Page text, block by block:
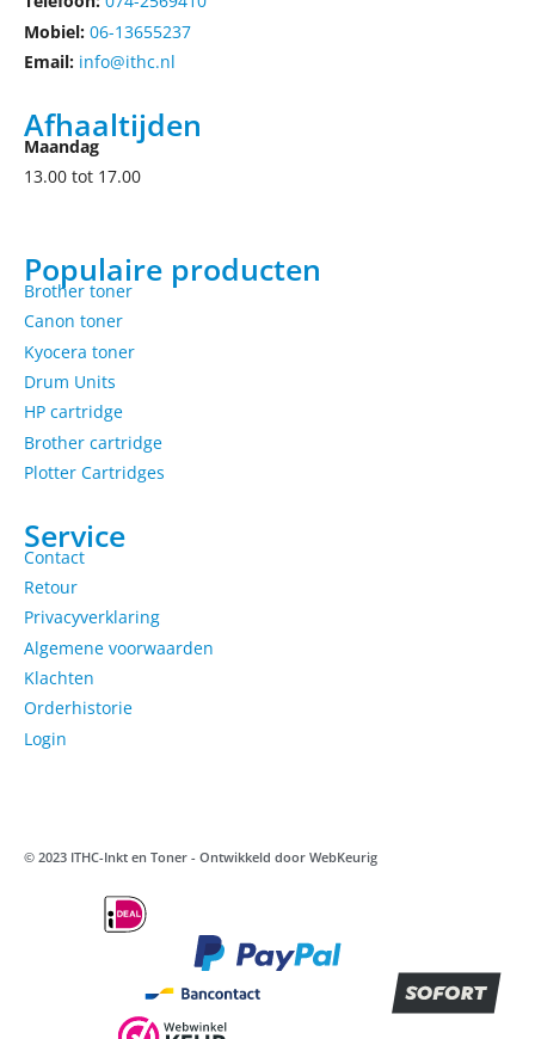
Mobiel: 06-13655237
Email: info@ithc.nl
Afhaaltijden
Maandag
13.00 tot 17.00
Populaire producten
Brother toner
Canon toner
Kyocera toner
Drum Units
HP cartridge
Brother cartridge
Plotter Cartridges
Service
Contact
Retour
Privacyverklaring
Algemene voorwaarden
Klachten
Orderhistorie
Login
© 2023 ITHC-Inkt en Toner - Ontwikkeld door WebKeurig